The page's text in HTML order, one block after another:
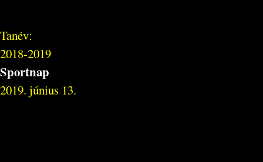
Tanév:
2018-2019
Sportnap
2019. június 13.